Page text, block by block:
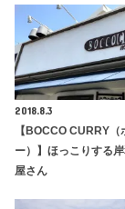
2018.8.3
【BOCCO CURRY（
ー）】ほっこりする
屋さん